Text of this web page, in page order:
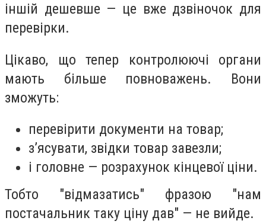
іншій дешевше — це вже дзвіночок для
перевірки.
Цікаво, що тепер контролюючі органи
мають більше повноважень. Вони
зможуть:
перевірити документи на товар;
з’ясувати, звідки товар завезли;
і головне — розрахунок кінцевої ціни.
Тобто "відмазатись" фразою "нам
постачальник таку ціну дав" — не вийде.